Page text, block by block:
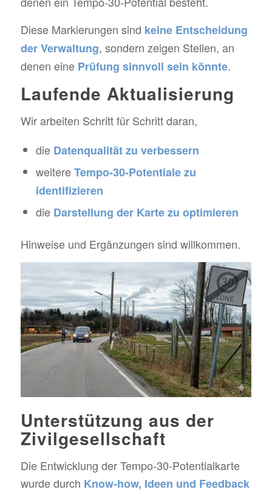
Diese Markierungen sind keine Entscheidung
der Verwaltung, sondern zeigen Stellen, an
denen eine Prüfung sinnvoll sein könnte.
Laufende Aktualisierung
Wir arbeiten Schritt für Schritt daran,
die Datenqualität zu verbessern
weitereTempo-30-Potentiale zu
identifizieren
die Darstellung der Karte zu optimieren
Hinweise und Ergänzungen sind willkommen.
Unterstützung aus der
Zivilgesellschaft
Die Entwicklung der Tempo-30-Potentialkarte
wurde durch Know-how, Ideen und Feedback